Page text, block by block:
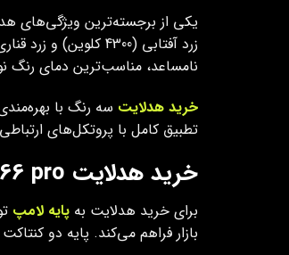
نامساعد، مناسب‌ترین دمای رنگ
خرید هدلایت سه رنگ با
تطبیق کامل با پروتکل‌های
خرید هدلایت V66 pro سه رنگ
برای خرید هدلایت به پایه لامپ
بازار فراهم می‌کند. پایه دو کنتاکت H4 به‌ طور خاص این قابلیت را دارد که نور پایین را به‌صورت سه‌ رنگ و نور بالا را به رنگ سفید ارائه دهد.